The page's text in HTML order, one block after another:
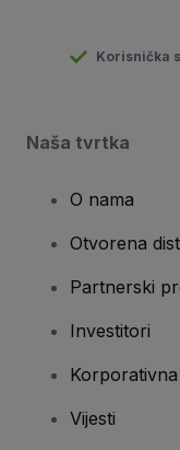
Korisnička
Naša tvrtka
O nama
Otvorena
Partnerski
Investitori
Vijesti